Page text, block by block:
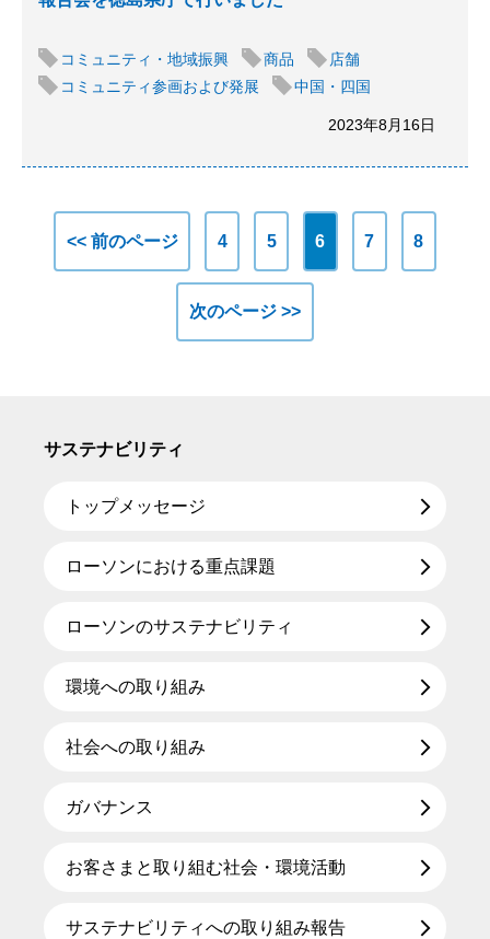
コミュニティ・地域振興 商品
店舗
コミュニティ参画および発展
中国・四国
2023年8月16日
<< 前のページ 4 5 6 7 8
次のページ >>
サステナビリティ
トップメッセージ
ローソンにおける重点課題
ローソンのサステナビリティ
環境への取り組み
社会への取り組み
ガバナンス
お客さまと取り組む社会・環境活動
サステナビリティへの取り組み報告